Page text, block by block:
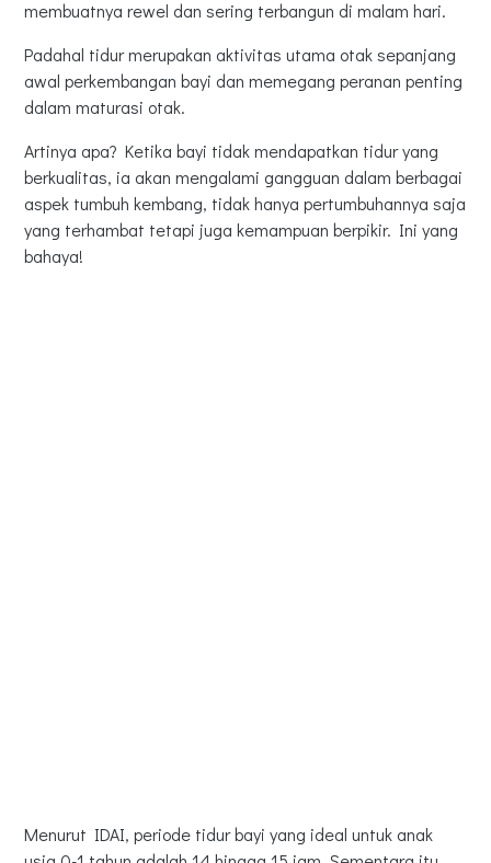
membuatnya rewel dan sering terbangun di malam hari.
Padahal tidur merupakan aktivitas utama otak sepanjang
awal perkembangan bayi dan memegang peranan penting
dalam maturasi otak.
Artinya apa? Ketika bayi tidak mendapatkan tidur yang
berkualitas, ia akan mengalami gangguan dalam berbagai
aspek tumbuh kembang, tidak hanya pertumbuhannya saja
yang terhambat tetapi juga kemampuan berpikir. Ini yang
bahaya!
Menurut IDAI, periode tidur bayi yang ideal untuk anak